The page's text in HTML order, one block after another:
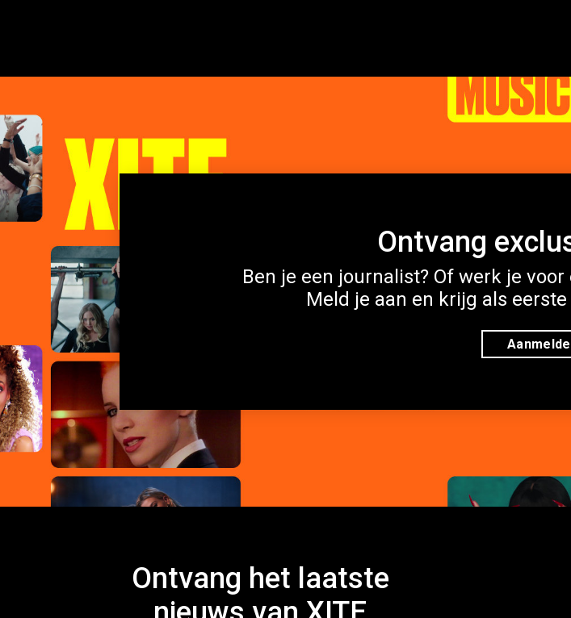
Ontvang
Ben je een journalist? Of werk je
Meld je aan en krijg als
Ontvang het laatste